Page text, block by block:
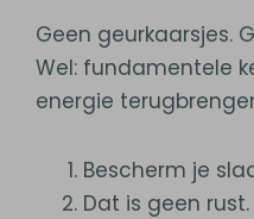
Geen geurkaarsjes.
Wel: fundamentele
energie
Bescherm je
Dat is geen